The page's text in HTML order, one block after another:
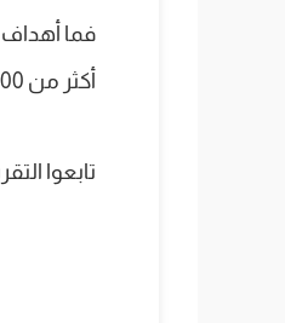
فما
أكثر من 500 ألف جندي على حدود لبنان؟
تابعوا